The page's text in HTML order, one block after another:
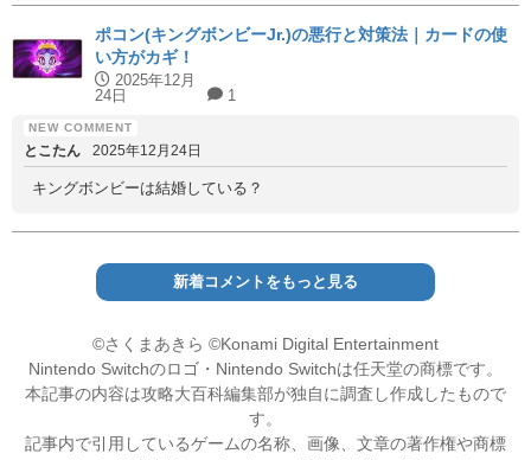
ポコン(キングボンビーJr.)の悪行と対策法｜カードの使
い方がカギ！
2025年12月
24日
1
とこたん 2025年12月24日
キングボンビーは結婚している？
新着コメントをもっと見る
©さくまあきら ©Konami Digital Entertainment
Nintendo Switchのロゴ・Nintendo Switchは任天堂の商標です。
本記事の内容は攻略大百科編集部が独自に調査し作成したもので
す。
記事内で引用しているゲームの名称、画像、文章の著作権や商標